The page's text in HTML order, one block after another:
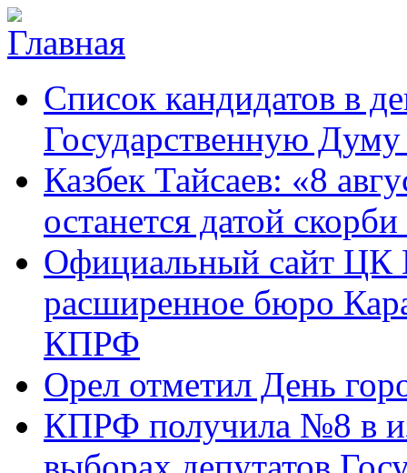
Перейти к основному содержанию
Черкесское
республиканское
отделение
Коммунистической
партии Российской
Федерации
аргументы,
фактыСписок кандидатов в
Государственную
Казбек Тайсаев: «8
останется датой
Официальный сайт ЦК
расширенное бюро
КПРФ
Орел отметил День
КПРФ получила №8 в